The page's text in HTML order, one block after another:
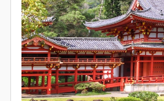
Passeio de
Nā Pali Coast em
helicóptero pela